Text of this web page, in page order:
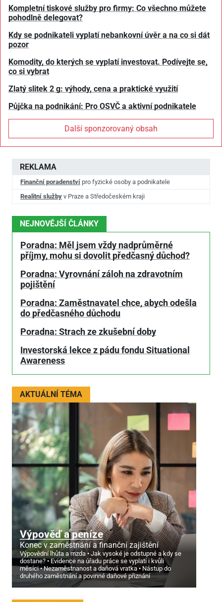
REKLAMA
Finanční poradenství pro fyzické osoby a podnikatele
Realitní služby v Praze a Středočeském kraji
NEJNOVĚJŠÍ ČLÁNKY
Poradna: Měl jsem vždy nadprůměrné
příjmy, mohu si dovolit předčasný důchod?
Poradna: Vyrovnání záloh na zdravotním
pojištění
Poradna: Zaměstnavatel chce, abych odešla
do předčasného důchodu
Poradna: Strach ze zkušební doby
Investorská lekce z pádu fondu Situational
Awareness
AKTUÁLNÍ TÉMA
Výpověď a peníze
Konec v zaměstnání a finanční zajištění
Výpovědní lhůta a mzda
Jak vysoké je odstupné a kdy se
dostane?
Evidence na úřadu práce se vyplatí i kvůli
měsíci
Nezaměstnanost a daňová vratka
Nástup do
druhého zaměstnání a povinné daňové přiznání
Kompletní tiskové služby pro firmy: Co všechno můžete
pohodlně delegovat?
Kdy se podnikateli vyplatí nebankovní úvěr a na co si dát
pozor
Komodity, do kterých se vyplatí investovat. Podívejte se,
co si vybrat
Zlatý slitek 2 g: výhody, cena a praktické využití
Půjčka na podnikání: Pro OSVČ a aktivní podnikatele
Další sponzorovaný obsah